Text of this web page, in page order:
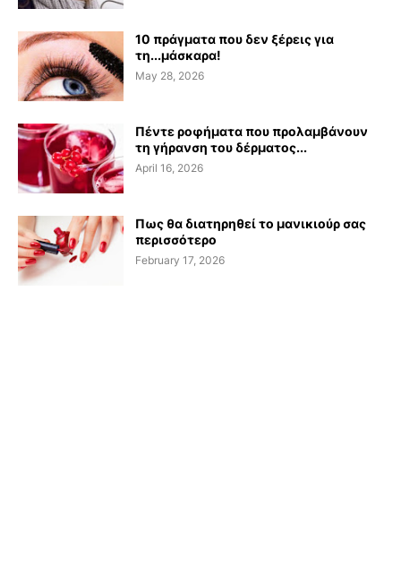
10 πράγματα που δεν ξέρεις για
τη...μάσκαρα!
May 28, 2026
Πέντε ροφήματα που προλαμβάνουν
τη γήρανση του δέρματος...
April 16, 2026
Πως θα διατηρηθεί το μανικιούρ σας
περισσότερο
February 17, 2026